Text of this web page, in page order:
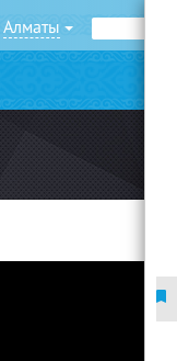
Алматы